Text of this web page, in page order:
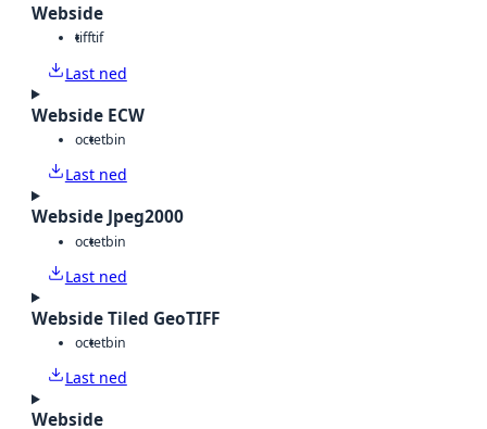
Webside
tifftif
Last ned
Webside ECW
octetbin
Last ned
Webside Jpeg2000
octetbin
Last ned
Webside Tiled GeoTIFF
octetbin
Last ned
Webside